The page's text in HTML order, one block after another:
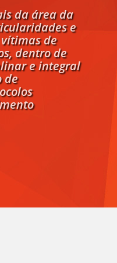
da área da
e
de
dentro de
e integral
de